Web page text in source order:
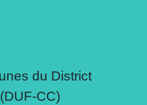
du District
CC)